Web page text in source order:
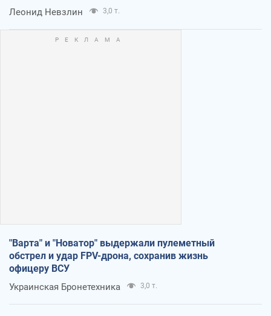
Леонид Невзлин 3,0 т.
"Варта" и "Новатор" выдержали пулеметный
обстрел и удар FPV-дрона, сохранив жизнь
офицеру ВСУ
Украинская Бронетехника 3,0 т.